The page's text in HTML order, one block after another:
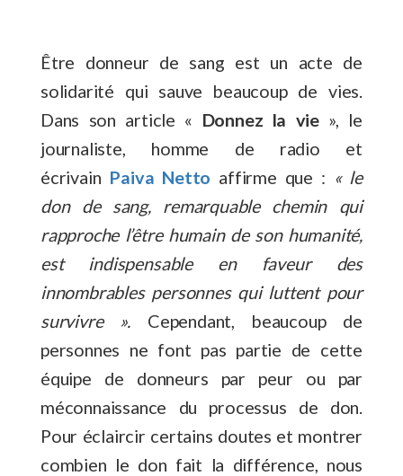
Être donneur de sang est un acte de
solidarité qui sauve beaucoup de vies.
Dans son article « Donnez la vie », le
journaliste, homme de radio et
écrivain Paiva Netto affirme que : « le
don de sang, remarquable chemin qui
rapproche l’être humain de son humanité,
est indispensable en faveur des
innombrables personnes qui luttent pour
survivre ». Cependant, beaucoup de
personnes ne font pas partie de cette
équipe de donneurs par peur ou par
méconnaissance du processus de don.
Pour éclaircir certains doutes et montrer
combien le don fait la différence, nous